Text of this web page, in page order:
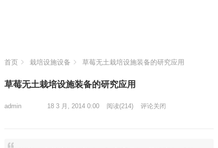
首页 栽培设施设备 草莓无土栽培设施装备的研究应用
草莓无土栽培设施装备的研究应用
admin 18 3 月, 2014 0:00 阅读(214) 评论关闭